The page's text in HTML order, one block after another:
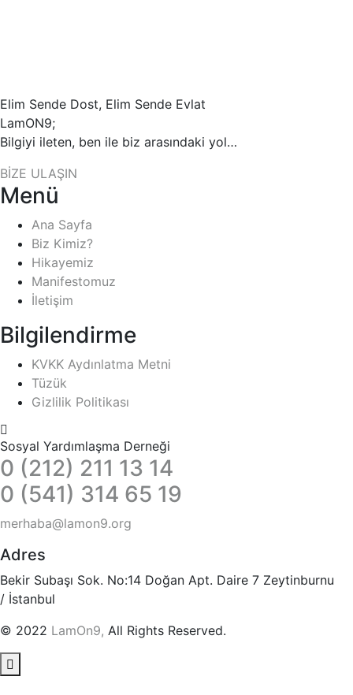
Elim Sende Dost, Elim Sende Evlat
LamON9;
Bilgiyi ileten, ben ile biz arasındaki yol…
BİZE ULAŞIN
Menü
Ana Sayfa
Biz Kimiz?
Hikayemiz
Manifestomuz
İletişim
Bilgilendirme
KVKK Aydınlatma Metni
Tüzük
Gizlilik Politikası
Sosyal Yardımlaşma Derneği
0 (212) 211 13 14
0 (541) 314 65 19
merhaba@lamon9.org
Adres
Bekir Subaşı Sok. No:14 Doğan Apt. Daire 7 Zeytinburnu
/ İstanbul
© 2022 LamOn9, All Rights Reserved.